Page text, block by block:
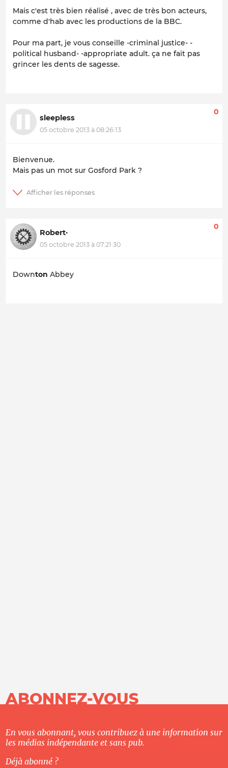
Mais c'est très bien réalisé , avec de très bon acteurs,
comme d'hab avec les productions de la BBC.
Pour ma part, je vous conseille -criminal justice- -
political husband- -appropriate adult. ça ne fait pas
grincer les dents de sagesse.
sleepless
05 octobre 2013 à 08:26:13
0
Bienvenue.
Mais pas un mot sur Gosford Park ?
Robert·
05 octobre 2013 à 07:21:30
0
Downton Abbey
ABONNEZ-VOUS
En vous abonnant, vous contribuez à une information sur
les médias indépendante et sans pub.
Déjà abonné ?